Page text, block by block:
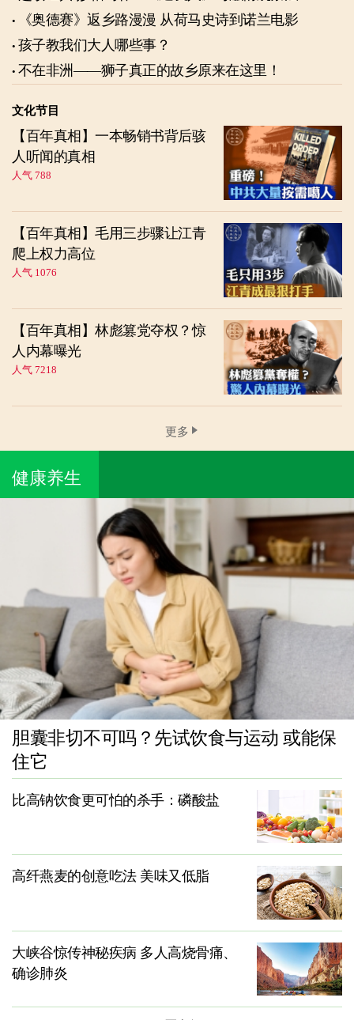
《奥德赛》返乡路漫漫 从荷马史诗到诺兰电影
孩子教我们大人哪些事？
不在非洲——狮子真正的故乡原来在这里！
文化节目
【百年真相】一本畅销书背后骇
人听闻的真相
人气 788
【百年真相】毛用三步骤让江青
爬上权力高位
人气 1076
【百年真相】林彪篡党夺权？惊
人内幕曝光
人气 7218
更多
健康养生
胆囊非切不可吗？先试饮食与运动 或能保
住它
比高钠饮食更可怕的杀手：磷酸盐
高纤燕麦的创意吃法 美味又低脂
大峡谷惊传神秘疾病 多人高烧骨痛、
确诊肺炎